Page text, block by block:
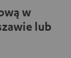
w
lub